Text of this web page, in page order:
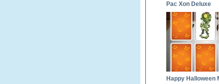
Pac Xon Deluxe